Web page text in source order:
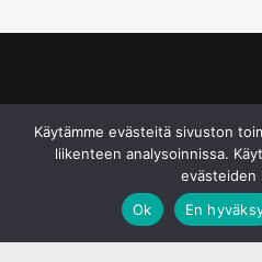
Käytämme evästeitä sivuston
liikenteen analysoinnissa.
evästeiden
Ok
En